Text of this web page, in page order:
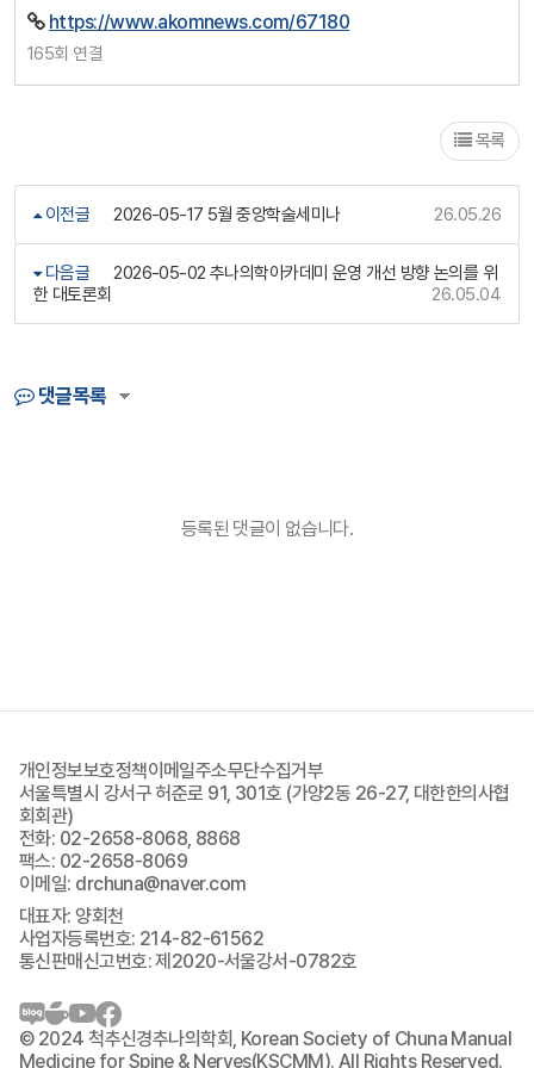
https://www.akomnews.com/67180
165회 연결
목록
이전글 2026-05-17 5월 중앙학술세미나 26.05.26
다음글
2026-05-02 추나의학아카데미 운영 개선 방향 논의를 위
한 대토론회
26.05.04
댓글목록
등록된 댓글이 없습니다.
서울특별시 강서구 허준로 91, 301호 (가양2동 26-27, 대한한의사협
회회관)
전화: 02-2658-8068, 8868
팩스: 02-2658-8069
이메일: drchuna@naver.com
대표자: 양회천
사업자등록번호: 214-82-61562
통신판매신고번호: 제2020-서울강서-0782호
개인정보보호정책이메일주소무단수집거부
© 2024 척추신경추나의학회, Korean Society of Chuna Manual
Medicine for Spine & Nerves(KSCMM). All Rights Reserved.